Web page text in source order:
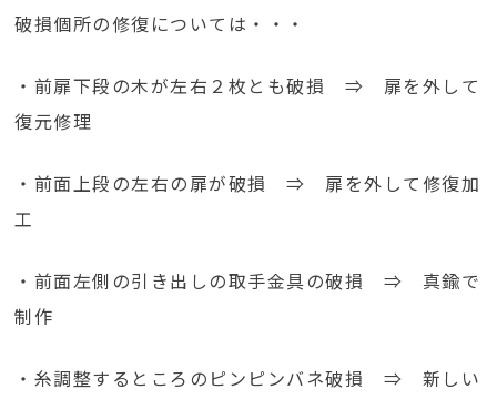
破損個所の修復については・・・
・前扉下段の木が左右２枚とも破損 ⇒ 扉を外して
復元修理
・前面上段の左右の扉が破損 ⇒ 扉を外して修復加
工
・前面左側の引き出しの取手金具の破損 ⇒ 真鍮で
制作
・糸調整するところのピンピンバネ破損 ⇒ 新しい